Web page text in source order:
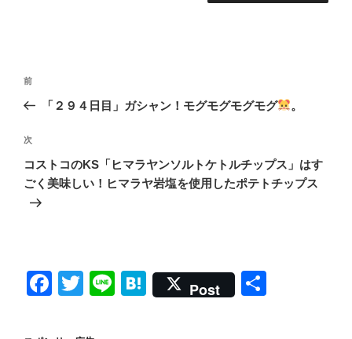
投
ナ
ビ
ゲ
ー
シ
前
の
稿
前
「２９４日目」ガシャン！モグモグモグモグ 。
次
の
投
次
コストコのKS「ヒマラヤンソルトケトルチップス」はす
ごく美味しい！ヒマラヤ岩塩を使用したポテトチップス
F
T
Li
H
Post